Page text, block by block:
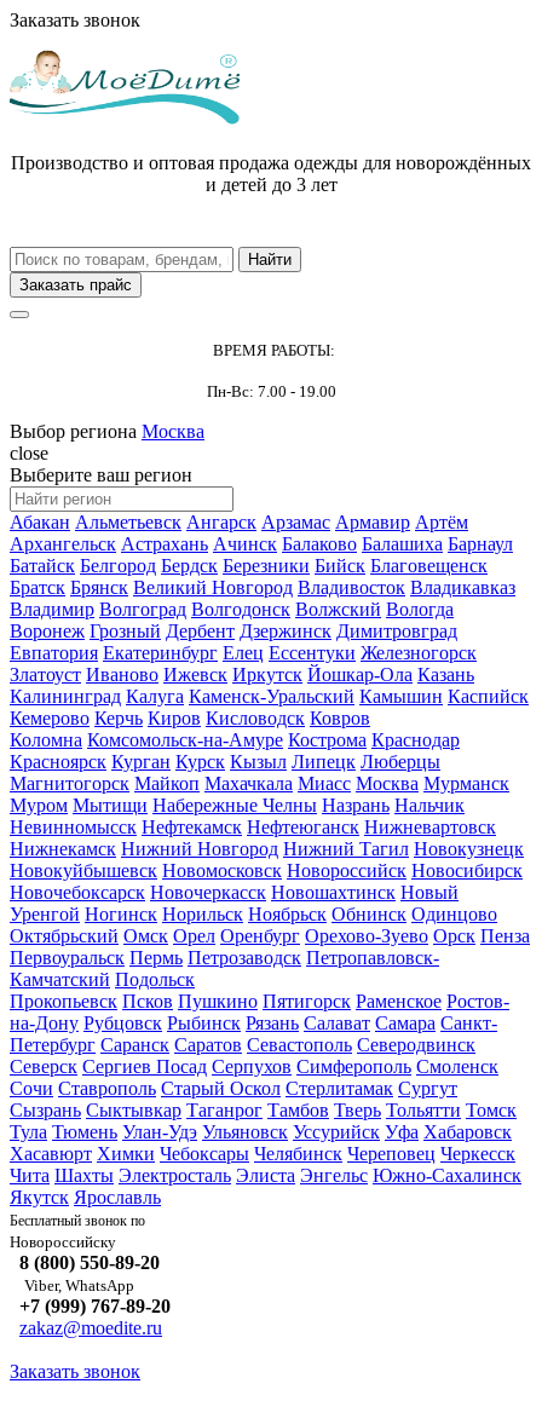
Заказать звонок
Производство и оптовая продажа одежды для новорождённых
и детей до 3 лет
Заказать прайс
ВРЕМЯ РАБОТЫ:
Пн-Вс: 7.00 - 19.00
Выбор региона Москва
close
Выберите ваш регион
Абакан Альметьевск Ангарск Арзамас Армавир Артём
Архангельск Астрахань Ачинск Балаково Балашиха Барнаул
Батайск Белгород Бердск Березники Бийск Благовещенск
Братск Брянск Великий Новгород Владивосток Владикавказ
Владимир Волгоград Волгодонск Волжский Вологда
Воронеж Грозный Дербент Дзержинск Димитровград
Евпатория Екатеринбург Елец Ессентуки Железногорск
Златоуст Иваново Ижевск Иркутск Йошкар-Ола Казань
Калининград Калуга Каменск-Уральский Камышин Каспийск
Кемерово Керчь Киров Кисловодск Ковров
Коломна Комсомольск-на-Амуре Кострома Краснодар
Красноярск Курган Курск Кызыл Липецк Люберцы
Магнитогорск Майкоп Махачкала Миасс Москва Мурманск
Муром Мытищи Набережные Челны Назрань Нальчик
Невинномысск Нефтекамск Нефтеюганск Нижневартовск
Нижнекамск Нижний Новгород Нижний Тагил Новокузнецк
Новокуйбышевск Новомосковск Новороссийск Новосибирск
Новочебоксарск Новочеркасск Новошахтинск Новый
Уренгой Ногинск Норильск Ноябрьск Обнинск Одинцово
Октябрьский Омск Орел Оренбург Орехово-Зуево Орск Пенза
Первоуральск Пермь Петрозаводск Петропавловск-
Камчатский Подольск
Прокопьевск Псков Пушкино Пятигорск Раменское Ростов-
на-Дону Рубцовск Рыбинск Рязань Салават Самара Санкт-
Петербург Саранск Саратов Севастополь Северодвинск
Северск Сергиев Посад Серпухов Симферополь Смоленск
Сочи Ставрополь Старый Оскол Стерлитамак Сургут
Сызрань Сыктывкар Таганрог Тамбов Тверь Тольятти Томск
Тула Тюмень Улан-Удэ Ульяновск Уссурийск Уфа Хабаровск
Хасавюрт Химки Чебоксары Челябинск Череповец Черкесск
Чита Шахты Электросталь Элиста Энгельс Южно-Сахалинск
Якутск Ярославль
Бесплатный звонок по
Новороссийску
8 (800) 550-89-20
Viber, WhatsApp
+7 (999) 767-89-20
zakaz@moedite.ru
Заказать звонок